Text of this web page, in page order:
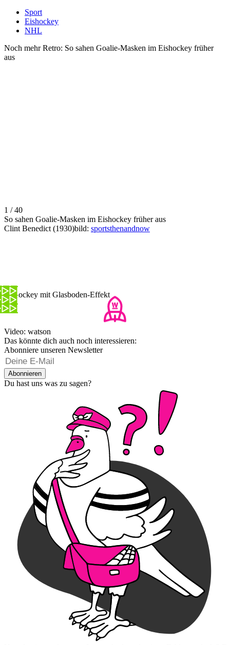
Sport
Eishockey
NHL
Noch mehr Retro: So sahen Goalie-Masken im Eishockey früher
aus
1 / 40
So sahen Goalie-Masken im Eishockey früher aus
Clint Benedict (1930)bild: sportsthenandnow
Eishockey mit Glasboden-Effekt
Video: watson
Das könnte dich auch noch interessieren:
Abonniere unseren Newsletter
Abonnieren
Du hast uns was zu sagen?